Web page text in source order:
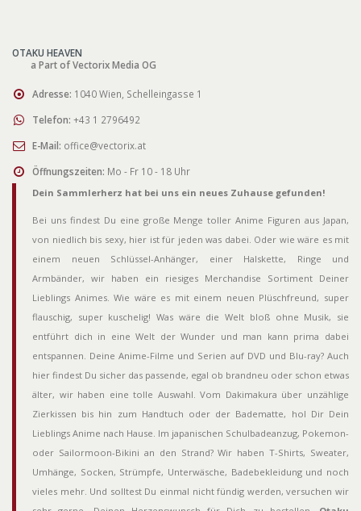
OTAKU HEAVEN
a Part of Vectorix Media OG
Adresse: 1040 Wien, Schelleingasse 1
Telefon: +43 1 2796492
E-Mail: office@vectorix.at
Öffnungszeiten: Mo - Fr 10 - 18 Uhr
Dein Sammlerherz hat bei uns ein neues Zuhause gefunden!
Bei uns findest Du eine große Menge toller Anime Figuren aus Japan,
von niedlich bis sexy, hier ist für jeden was dabei. Oder wie wäre es mit
einem neuen Schlüssel-Anhänger, einer Halskette, Ringe und
Armbänder, wir haben ein riesiges Merchandise Sortiment Deiner
Lieblings Animes. Wie wäre es mit einem neuen Plüschfreund, super
flauschig, super kuschelig! Was wäre die Welt bloß ohne Musik, sie
entführt dich in eine Welt der Wunder und man kann prima dabei
entspannen. Deine Anime-Filme und Serien auf DVD und Blu-ray? Auch
hier findest Du sicher das passende, egal ob brandneu oder schon etwas
älter, wir haben eine tolle Auswahl. Vom Dakimakura über unzählige
Zierkissen bis hin zum Handtuch oder der Badematte, hol Dir Dein
Lieblings Anime nach Hause. Im japanischen Schulbadeanzug, Pokemon-
oder Sailormoon-Bikini an den Strand? Wir haben T-Shirts, Sweater,
Umhänge, Socken, Strümpfe, Unterwäsche, Badebekleidung und noch
vieles mehr. Und solltest Du einmal nicht fündig werden, versuchen wir